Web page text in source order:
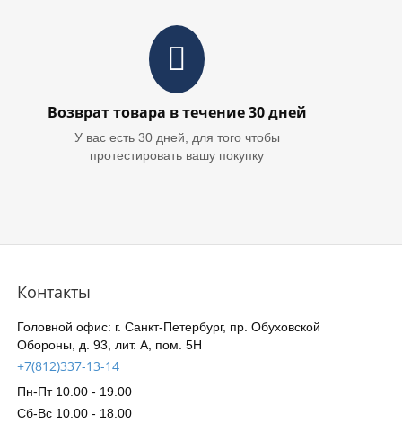
Возврат товара в течение 30 дней
У вас есть 30 дней, для того чтобы
протестировать вашу покупку
Контакты
Головной офис: г. Санкт-Петербург, пр. Обуховской
Обороны, д. 93, лит. А, пом. 5Н
+7(812)337-13-14
Пн-Пт 10.00 - 19.00
Сб-Вс 10.00 - 18.00